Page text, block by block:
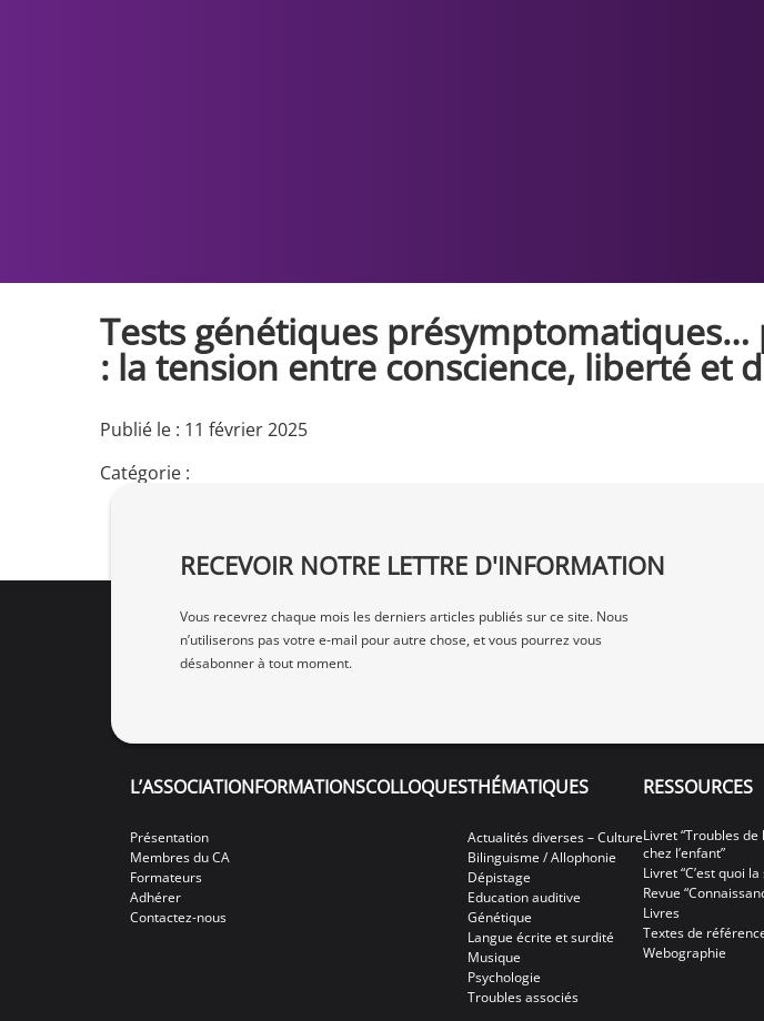
Tests génétiques
: la tension entre conscience, liberté et
Publié le : 11 février 2025
Catégorie :
RECEVOIR NOTRE LETTRE D'INFORMATION
Vous recevrez chaque mois les derniers articles publiés sur ce site. Nous
n’utiliserons pas votre e‑mail pour autre chose, et vous pourrez vous
désabonner à tout moment.
L’ASSOCIATION
Présentation
Membres du CA
Formateurs
Adhérer
Contactez-nous
FORMATIONSCOLLOQUESTHÉMATIQUES
Actualités diverses – Culture
Bilinguisme / Allophonie
Dépistage
Education auditive
Génétique
Langue écrite et surdité
Musique
Psychologie
Troubles associés
RESSOURCES
Livret “Troubles de
chez l’enfant”
Livret “C’est quoi
Revue
Livres
Textes de
Webographie